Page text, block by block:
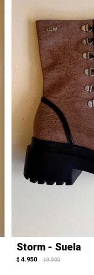
Storm - Suela
$ 4.950 $ 9.900